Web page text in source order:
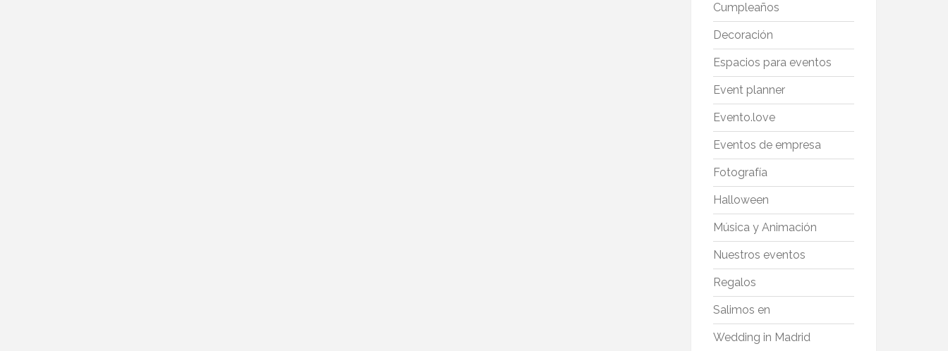
Cumpleaños
Decoración
Espacios para eventos
Event planner
Evento.love
Eventos de empresa
Fotografía
Halloween
Música y Animación
Nuestros eventos
Regalos
Salimos en
Wedding in Madrid